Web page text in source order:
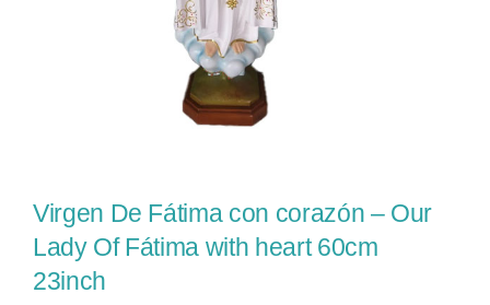
Virgen De Fátima con corazón – Our
Lady Of Fátima with heart 60cm
23inch